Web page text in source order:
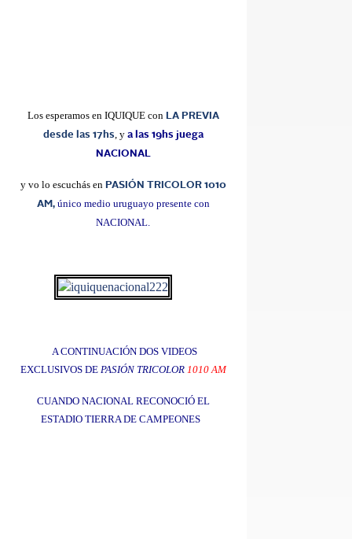
Los esperamos en IQUIQUE conLA PREVIA
desde las 17hs , y a las 19hs juega
NACIONAL
y vo lo escuchás en PASIÓN TRICOLOR 1010
AM,único medio uruguayo presente con
NACIONAL.
A CONTINUACIÓN DOS VIDEOS
EXCLUSIVOS DE PASIÓN TRICOLOR 1010 AM
CUANDO NACIONAL RECONOCIÓ EL
ESTADIO TIERRA DE CAMPEONES